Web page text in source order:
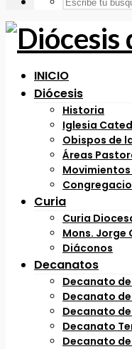
INICIO
Diócesis
Historia
Iglesia
Obispos de
Áreas
Curia
Curia
Mons. Jorge
Diáconos
Decanatos
Decanato
Decanato
Decanato
Decanato
Decanato